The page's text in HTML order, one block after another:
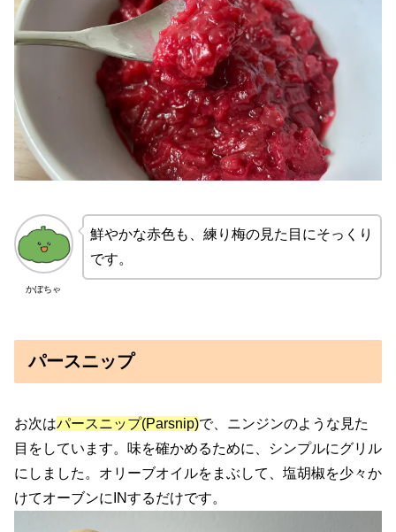
かぼちゃ
鮮やかな赤色も、練り梅の見た目にそっくり
です。
パースニップ
お次はパースニップ(Parsnip)で、ニンジンのような見た
目をしています。味を確かめるために、シンプルにグリル
にしました。オリーブオイルをまぶして、塩胡椒を少々か
けてオーブンにINするだけです。